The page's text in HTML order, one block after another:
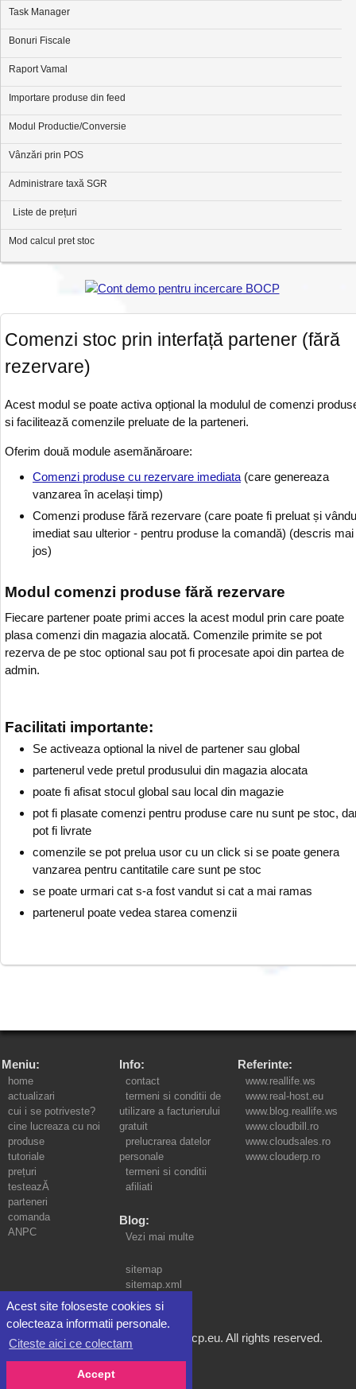
Acest site foloseste cookies si
colecteaza informatii personale.
Citeste aici ce colectam
Accept
Task Manager
Bonuri Fiscale
Raport Vamal
Importare produse din feed
Modul Productie/Conversie
Vânzări prin POS
Administrare taxă SGR
Liste de prețuri
Mod calcul pret stoc
Comenzi stoc prin interfață partener (fără
rezervare)
Acest modul se poate activa opțional la modulul de comenzi
si facilitează comenzile preluate de la parteneri.
Oferim două module asemănăroare:
Comenzi produse cu rezervare imediata (care genereaza
vanzarea în același timp)
Comenzi produse fără rezervare (care poate fi preluat și
imediat sau ulterior - pentru produse la comandă) (descris mai
jos)
Modul comenzi produse fără rezervare
Fiecare partener poate primi acces la acest modul prin care poate
plasa comenzi din magazia alocată. Comenzile primite se pot
rezerva de pe stoc optional sau pot fi procesate apoi din partea de
admin.
Facilitati importante:
Se activeaza optional la nivel de partener sau global
partenerul vede pretul produsului din magazia alocata
poate fi afisat stocul global sau local din magazie
pot fi plasate comenzi pentru produse care nu sunt pe stoc,
pot fi livrate
comenzile se pot prelua usor cu un click si se poate genera
vanzarea pentru cantitatile care sunt pe stoc
se poate urmari cat s-a fost vandut si cat a mai ramas
partenerul poate vedea starea comenzii
Meniu:
home
actualizari
cui i se potriveste?
cine lucreaza cu noi
produse
tutoriale
prețuri
testeazĂ
parteneri
comanda
ANPC
Info:
contact
termeni si conditii de
utilizare a facturierului
gratuit
prelucrarea datelor
personale
termeni si conditii
afiliati
Blog:
Vezi mai multe
sitemap
sitemap.xml
Referinte:
www.reallife.ws
www.real-host.eu
www.blog.reallife.ws
www.cloudbill.ro
www.cloudsales.ro
www.clouderp.ro
©2010-2026 SC Real Life SRL bocp.eu. All rights reserved.